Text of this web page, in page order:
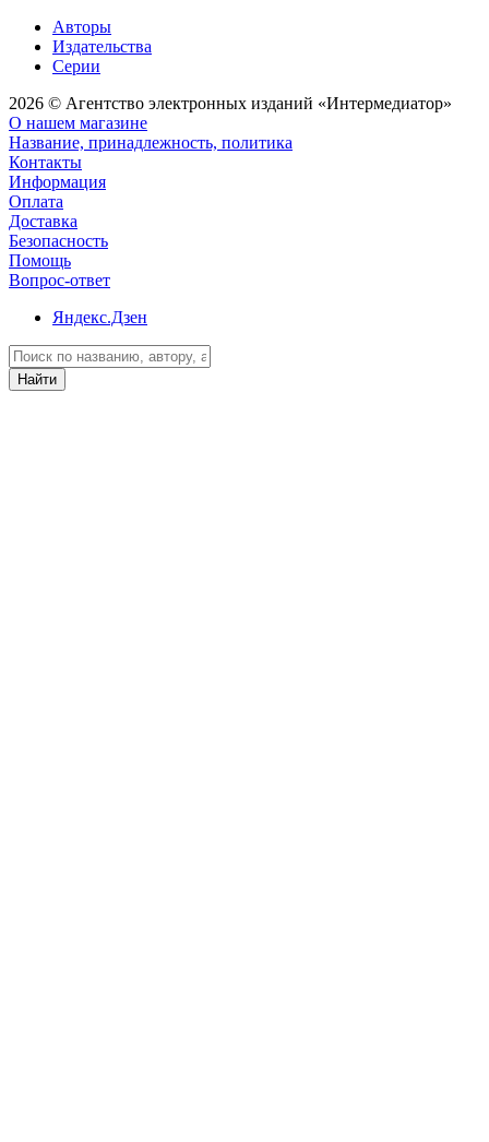
Авторы
Издательства
Серии
2026 © Агентство электронных изданий «Интермедиатор»
О нашем магазине
Название, принадлежность, политика
Контакты
Информация
Оплата
Доставка
Безопасность
Помощь
Вопрос-ответ
Яндекс.Дзен
Найти